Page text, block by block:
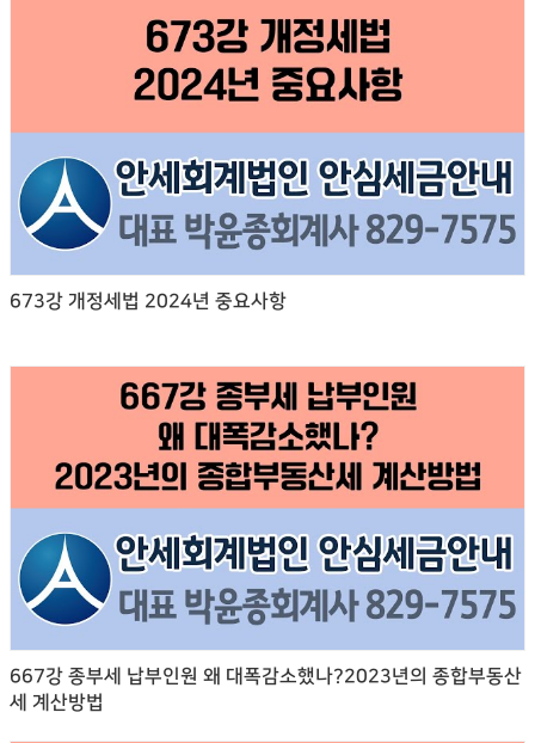
673강 개정세법 2024년 중요사항
667강 종부세 납부인원 왜 대폭감소했나?2023년의 종합부동산
세 계산방법